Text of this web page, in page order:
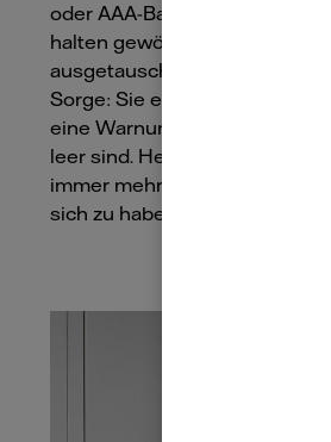
oder AAA-Batterien mit Strom
halten gewöhnlich mehrere
ausgetauscht werden
Sorge: Sie erhalten bei
eine Warnung per App, bevor
leer sind. Hersteller
immer mehr als eine Option
sich zu haben.